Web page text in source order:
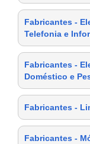
Fabricantes -
Telefonia e
Fabricantes -
Doméstico e
Fabricantes -
Fabricantes -